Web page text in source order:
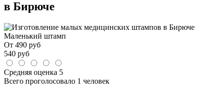
в Бирюче
Маленький штамп
От 490 руб
540 руб
Средняя оценка 5
Всего проголосовало 1 человек